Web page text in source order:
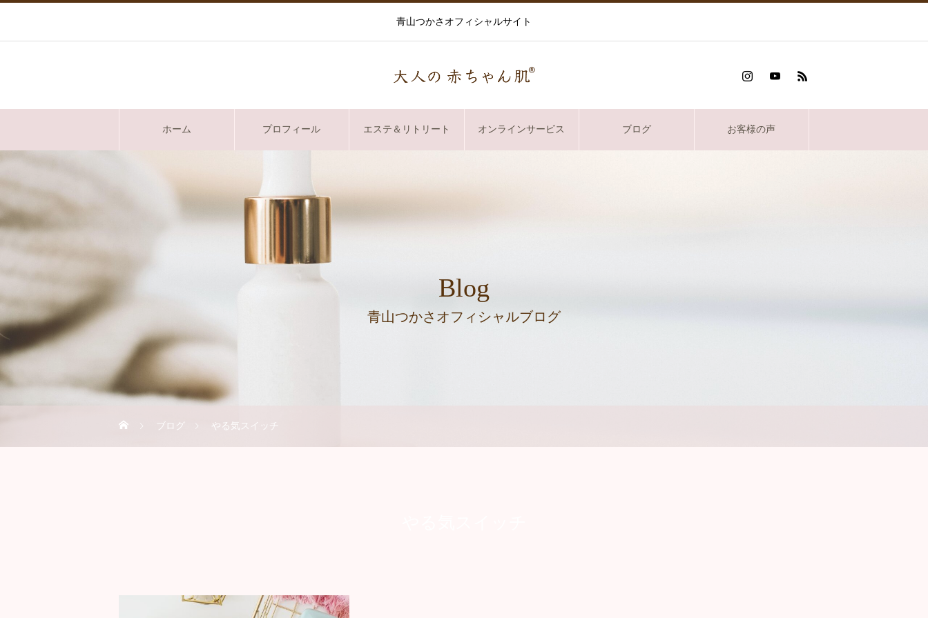
青山つかさオフィシャルサイト
ホーム プロフィール エステ＆リトリート オンラインサービス ブログ お客様の声
Blog
青山つかさオフィシャルブログ
ブログ やる気スイッチ